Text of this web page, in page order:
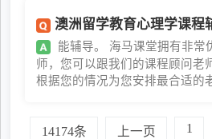
澳洲留学教育心理学课程
能辅导。 海马课堂拥有非常
师，您可以跟我们的课程顾问老
根据您的情况为您安排最合适的
14174条 上一页 1